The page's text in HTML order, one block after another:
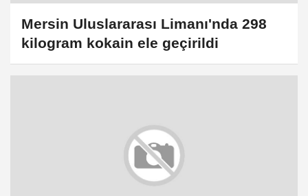
Mersin Uluslararası Limanı'nda 298
kilogram kokain ele geçirildi